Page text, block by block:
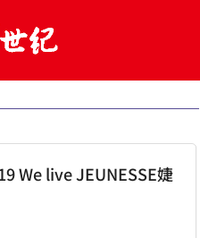
We live JEUNESSE婕